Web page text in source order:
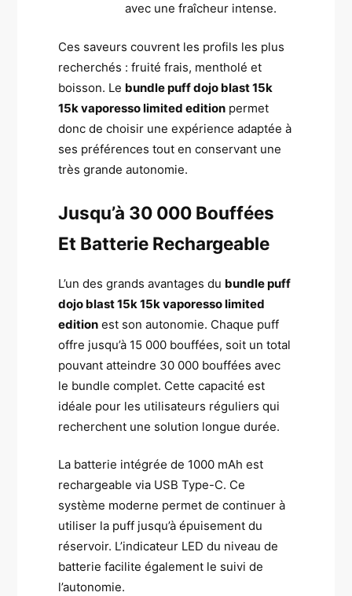
avec une fraîcheur intense.
Ces saveurs couvrent les profils les plus
recherchés : fruité frais, mentholé et
boisson. Le bundle puff dojo blast 15k
15k vaporesso limited edition permet
donc de choisir une expérience adaptée à
ses préférences tout en conservant une
très grande autonomie.
Jusqu’à 30 000 Bouffées
Et Batterie Rechargeable
L’un des grands avantages du bundle puff
dojo blast 15k 15k vaporesso limited
edition est son autonomie. Chaque puff
offre jusqu’à 15 000 bouffées, soit un total
pouvant atteindre 30 000 bouffées avec
le bundle complet. Cette capacité est
idéale pour les utilisateurs réguliers qui
recherchent une solution longue durée.
La batterie intégrée de 1000 mAh est
rechargeable via USB Type-C. Ce
système moderne permet de continuer à
utiliser la puff jusqu’à épuisement du
réservoir. L’indicateur LED du niveau de
batterie facilite également le suivi de
l’autonomie.